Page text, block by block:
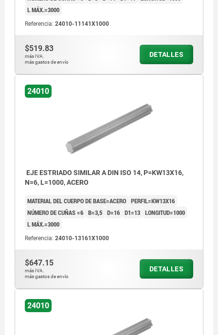
L MÁX.=3000
Referencia: 24010-11141X1000
$519.83
más IVA.
más gastos de envío
DETALLES
24010
EJE ESTRIADO SIMILAR A DIN ISO 14, P=KW13X16,
N=6, L=1000, ACERO
MATERIAL DEL CUERPO DE BASE=ACERO PERFIL=KW13X16
NÚMERO DE CUÑAS =6 B=3,5 D=16 D1=13 LONGITUD=1000
L MÁX.=3000
Referencia: 24010-13161X1000
$647.15
más IVA.
más gastos de envío
DETALLES
24010